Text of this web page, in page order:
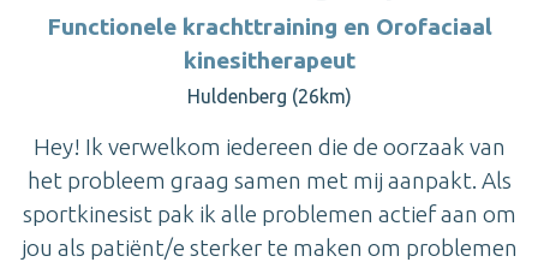
Functionele krachttraining en Orofaciaal
kinesitherapeut
Huldenberg (26km)
Hey! Ik verwelkom iedereen die de oorzaak van
het probleem graag samen met mij aanpakt. Als
sportkinesist pak ik alle problemen actief aan om
jou als patiënt/e sterker te maken om problemen